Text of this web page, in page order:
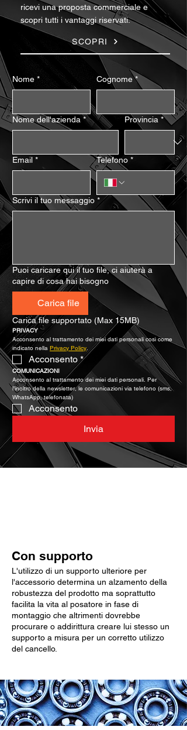
ricevi una proposta commerciale e
scopri tutti i vantaggi riservati.
SCOPRI
Nome * Cognome *
Nome dell'azienda * Provincia *
Email * Telefono *
Scrivi il tuo messaggio *
Puoi caricare qui il tuo file, ci aiuterà a
capire di cosa hai bisogno
Carica file
Carica file supportato (Max 15MB)
PRIVACY
Acconsento al trattamento dei miei dati personali così come
indicato nella Privacy Policy.
Acconsento *
COMUNICAZIONI
Acconsento al trattamento dei miei dati personali. Per
l’inoltro della newsletter, le comunicazioni via telefono (sms,
WhatsApp, telefonata)
Acconsento
Invia
Con supporto
L'utilizzo di un supporto ulteriore per
l'accessorio determina un alzamento della
robustezza del prodotto ma soprattutto
facilita la vita al posatore in fase di
montaggio che altrimenti dovrebbe
procurare o addirittura creare lui stesso un
supporto a misura per un corretto utilizzo
del cancello.